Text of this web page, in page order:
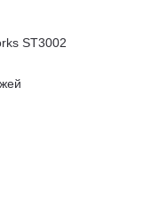
под рост и
Подача лески
триммера, что
Защитная скоба
предметами и
бордюров и клумб.
платформы
полноценной заменой
автономность и
ST3002